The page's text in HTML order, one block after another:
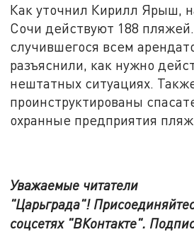
Как уточнил Кирилл Ярыш,
Сочи действуют 188
случившегося всем
разъяснили, как нужно
нештатных ситуациях.
проинструктированы
охранные предприятия
Уважаемые читатели
"Царьграда"!
соцсетях "ВКонтакте".